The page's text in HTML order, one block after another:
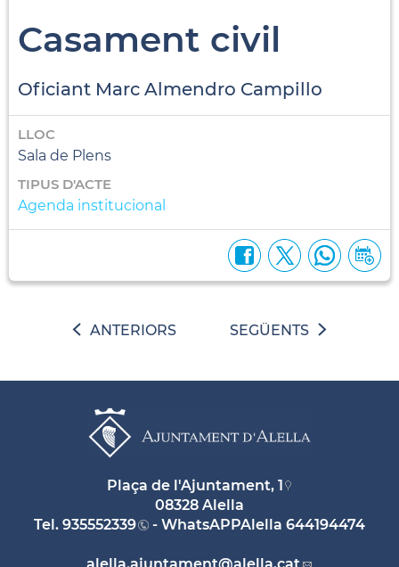
Casament civil
Oficiant Marc Almendro Campillo
LLOC
Sala de Plens
TIPUS D'ACTE
Agenda institucional
ANTERIORS SEGÜENTS
Plaça de l'Ajuntament, 1
08328 Alella
Tel. 935552339 - WhatsAPPAlella 644194474